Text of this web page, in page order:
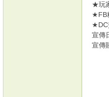
★玩
★FB
★DC
宣傳
宣傳